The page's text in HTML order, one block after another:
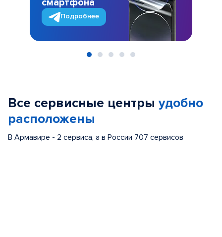
смартфона
Подробнее
Все сервисные центры удобно
расположены
В Армавире - 2 сервиса, а в России 707 сервисов